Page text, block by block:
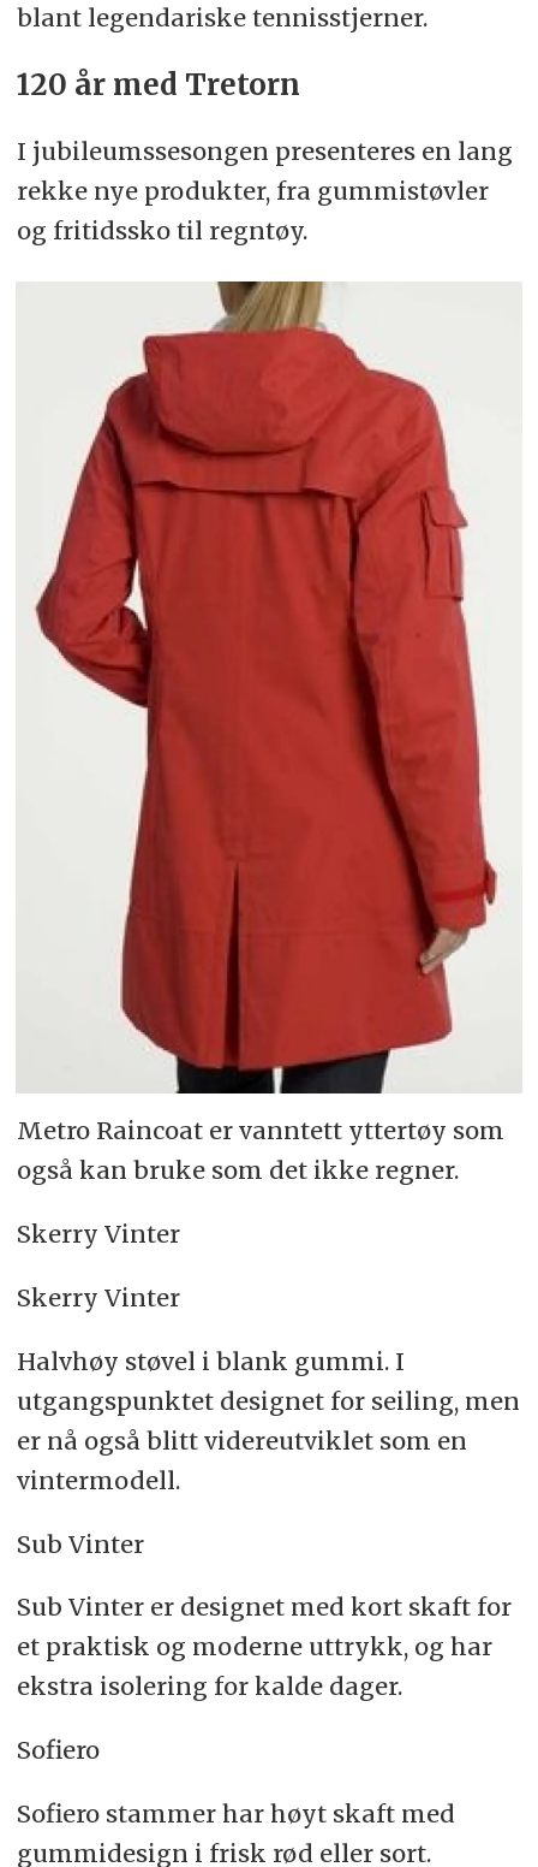
blant legendariske tennisstjerner.
120 år med Tretorn
I jubileumssesongen presenteres en lang
rekke nye produkter, fra gummistøvler
og fritidssko til regntøy.
Metro Raincoat er vanntett yttertøy som
også kan bruke som det ikke regner.
Skerry Vinter
Skerry Vinter
Halvhøy støvel i blank gummi. I
utgangspunktet designet for seiling, men
er nå også blitt videreutviklet som en
vintermodell.
Sub Vinter
Sub Vinter er designet med kort skaft for
et praktisk og moderne uttrykk, og har
ekstra isolering for kalde dager.
Sofiero
Sofiero stammer har høyt skaft med
gummidesign i frisk rød eller sort.